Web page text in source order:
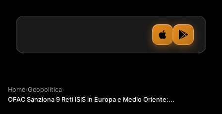
Home›Geopolitica›
OFAC Sanziona 9 Reti ISIS in Europa e Medio Oriente:...